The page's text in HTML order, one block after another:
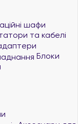
шафи
та кабелі
Блоки